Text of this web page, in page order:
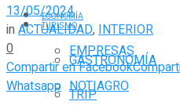
TURISMO
GASTRONOMÍA
TRIP
ECONOMÍA
EMPRESAS
NOTIAGRO
13/05/2024
inACTUALIDAD,INTERIOR
0
Compartir en Facebook
Whatsapp